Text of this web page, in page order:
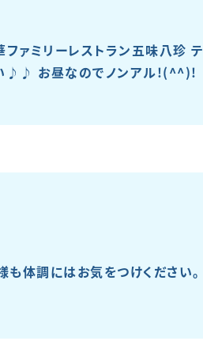
ァミリーレストラン五味八珍 テ
♪♪ お昼なのでノンアル!(^^)!
体調にはお気をつけください。